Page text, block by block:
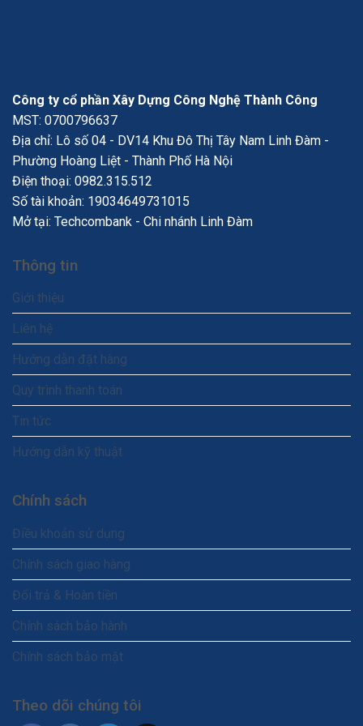
Công ty cổ phần Xây Dựng Công Nghệ Thành Công
MST: 0700796637
Địa chỉ: Lô số 04 - DV14 Khu Đô Thị Tây Nam Linh Đàm -
Phường Hoàng Liệt - Thành Phố Hà Nội
Điện thoại: 0982.315.512
Số tài khoản: 19034649731015
Mở tại: Techcombank - Chi nhánh Linh Đàm
Thông tin
Giới thiệu
Liên hệ
Hướng dẫn đặt hàng
Quy trình thanh toán
Tin tức
Hướng dẫn kỹ thuật
Chính sách
Điều khoản sử dụng
Chính sách giao hàng
Đổi trả & Hoàn tiền
Chính sách bảo hành
Chính sách bảo mật
Theo dõi chúng tôi